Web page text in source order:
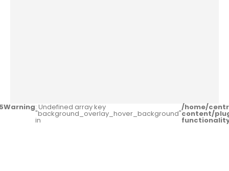
Warning: Undefined array key
"background_overlay_hover_background"
in
/home/
content/